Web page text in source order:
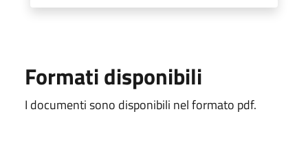
Formati disponibili
I documenti sono disponibili nel formato pdf.